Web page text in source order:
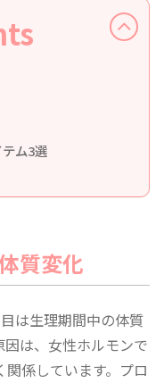
ム3選
質変化
は生理期間中の体質
は、女性ホルモンで
係しています。プロ